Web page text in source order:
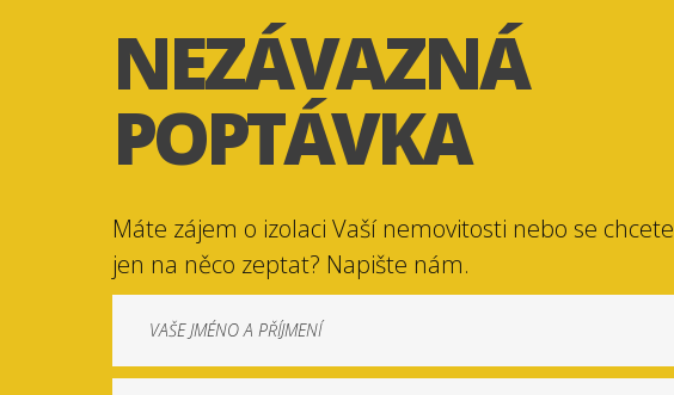
NEZÁVAZNÁ
POPTÁVKA
Máte zájem o izolaci Vaší nemovitosti nebo se chcete
jen na něco zeptat? Napište nám.